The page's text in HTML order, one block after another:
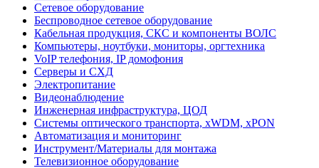
Сетевое оборудование
Беспроводное сетевое оборудование
Кабельная продукция, СКС и компоненты ВОЛС
Компьютеры, ноутбуки, мониторы, оргтехника
VoIP телефония, IP домофония
Серверы и СХД
Электропитание
Видеонаблюдение
Инженерная инфраструктура, ЦОД
Системы оптического транспорта, xWDM, xPON
Автоматизация и мониторинг
Инструмент/Материалы для монтажа
Телевизионное оборудование